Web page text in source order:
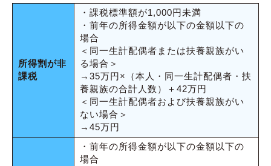
所得割が非
課税
・課税標準額が1,000円未満
・前年の所得金額が以下の金額以下の
場合
＜同一生計配偶者または扶養親族がい
る場合＞
→35万円×（本人・同一生計配偶者・扶
養親族の合計人数）＋42万円
＜同一生計配偶者および扶養親族がい
ない場合＞
→45万円
・前年の所得金額が以下の金額以下の
場合